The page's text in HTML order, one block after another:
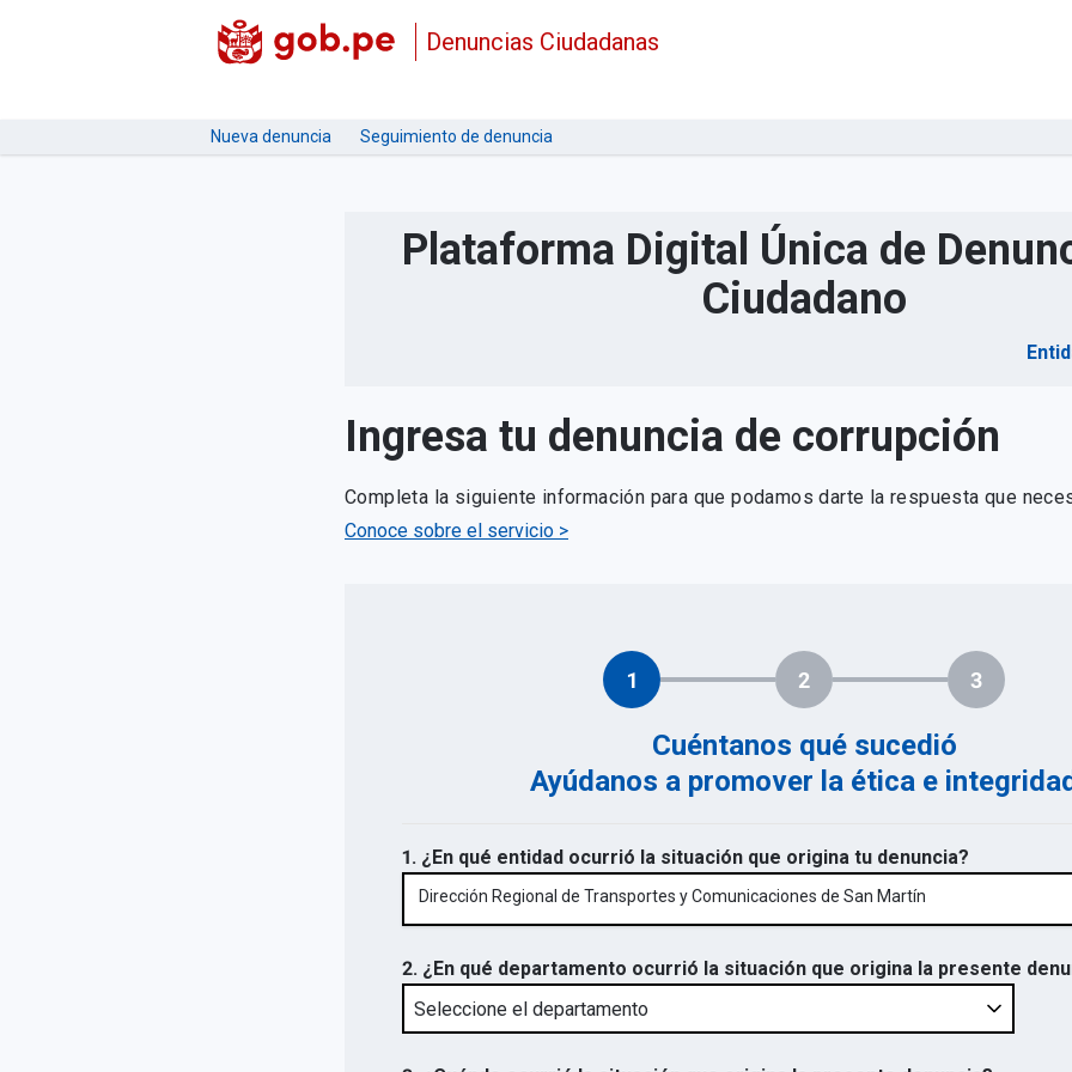
Denuncias Ciudadanas
Nueva denuncia Seguimiento de denuncia
Plataforma Digital Única de
Ciudadano
Ingresa tu denuncia de corrupción
Completa la siguiente información para que podamos darte la respuesta que
Conoce sobre el servicio >
1 2 3
Cuéntanos qué sucedió
Ayúdanos a promover la ética e integridad
1. ¿En qué entidad ocurrió la situación que origina tu denuncia?
Dirección Regional de Transportes y Comunicaciones de San Martín
2. ¿En qué departamento ocurrió la situación que origina la presente